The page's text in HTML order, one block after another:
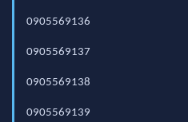
0905569136
0905569137
0905569138
0905569139